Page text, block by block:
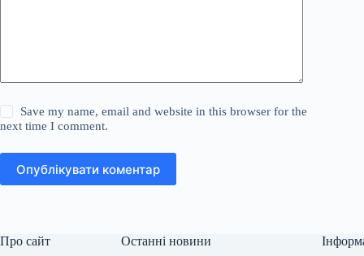
Save my name, email and website in this browser for the
next time I comment.
Опублікувати коментар
Про сайт Останні новини